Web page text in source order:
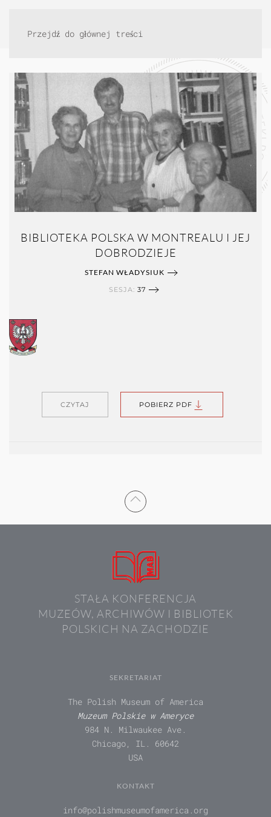
Przejdź do głównej treści
BIBLIOTEKA POLSKA W MONTREALU I JEJ
DOBRODZIEJE
STEFAN WŁADYSIUK
SESJA: 37
CZYTAJ POBIERZ PDF
STAŁA KONFERENCJA
MUZEÓW, ARCHIWÓW I BIBLIOTEK
POLSKICH NA ZACHODZIE
SEKRETARIAT
The Polish Museum of America
Muzeum Polskie w Ameryce
984 N. Milwaukee Ave.
Chicago, IL. 60642
USA
KONTAKT
info@polishmuseumofamerica.org